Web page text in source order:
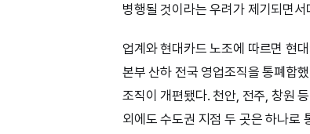
병행될 것이라는 우려가 제기되면서
업계와 현대카드 노조에 따르면 현
본부 산하 전국 영업조직을 통폐합
조직이 개편됐다. 천안, 전주, 창원
외에도 수도권 지점 두 곳은 하나로